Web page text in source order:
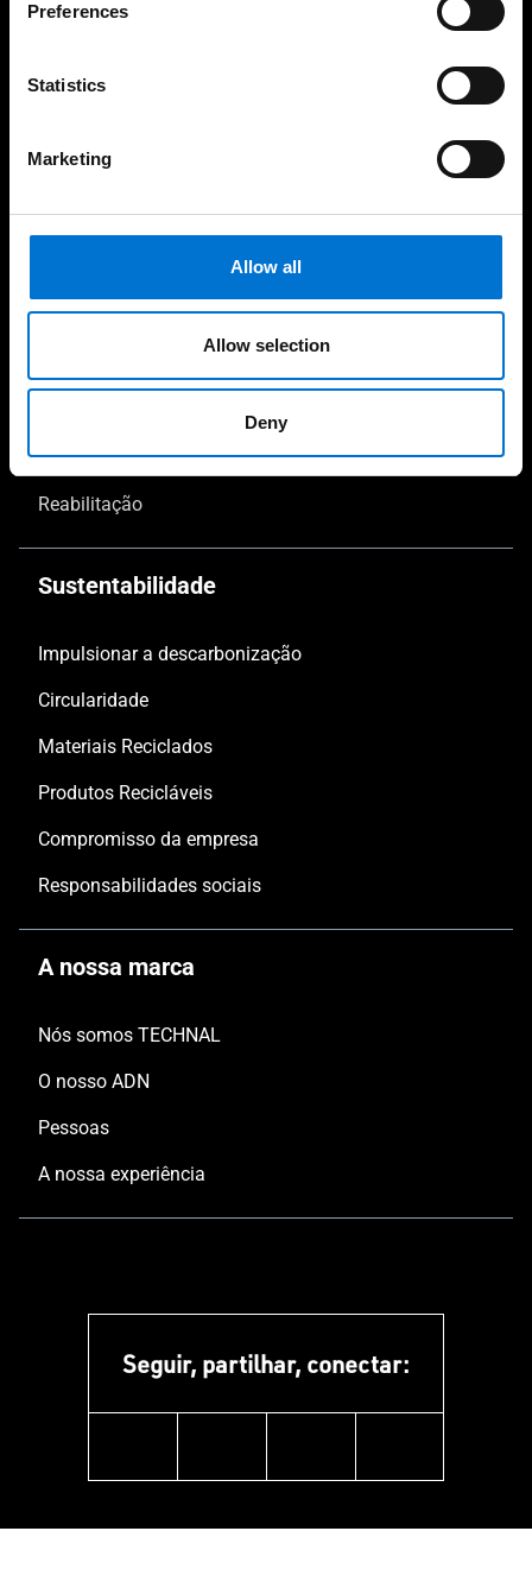
Preferences
Statistics
Marketing
Allow all
Allow selection
Deny
Lazer, turismo e transportes
Saúde e bem-estar
Reabilitação
Sustentabilidade
Impulsionar a descarbonização
Circularidade
Materiais Reciclados
Produtos Recicláveis
Compromisso da empresa
Responsabilidades sociais
A nossa marca
Nós somos TECHNAL
O nosso ADN
Pessoas
A nossa experiência
Seguir, partilhar, conectar: